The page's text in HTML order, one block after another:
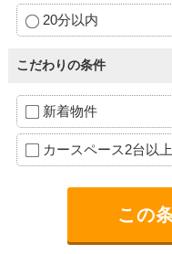
20分以内
こだわりの条件
新着物件
カースペース2台以上